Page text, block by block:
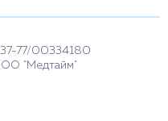
77/00334180
"Медтайм"